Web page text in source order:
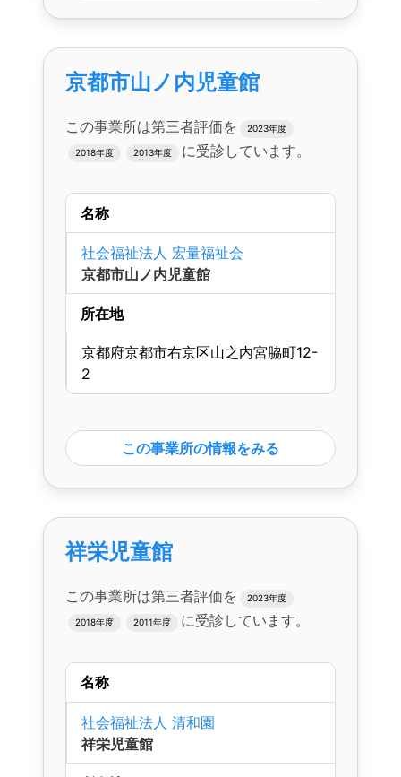
京都市山ノ内児童館
この事業所は第三者評価を 2023年度
2018年度 2013年度 に受診しています。
名称
社会福祉法人 宏量福祉会
京都市山ノ内児童館
所在地
京都府京都市右京区山之内宮脇町12-
2
この事業所の情報をみる
祥栄児童館
この事業所は第三者評価を 2023年度
2018年度 2011年度 に受診しています。
名称
社会福祉法人 清和園
祥栄児童館